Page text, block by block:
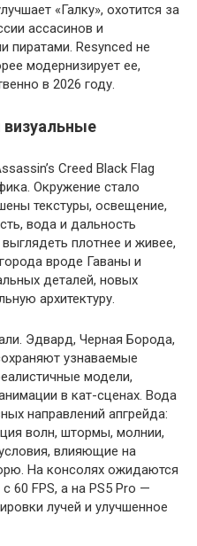
«Галку», охотится за
ассасинов и
пиратами. Resynced не
модернизирует ее,
в 2026 году.
визуальные
Creed Black Flag
Окружение стало
текстуры, освещение,
вода и дальность
плотнее и живее,
вроде Гаваны и
деталей, новых
архитектуру.
Эдвард, Черная Борода,
узнаваемые
модели,
в кат-сценах. Вода
направлений апгрейда:
волн, штормы, молнии,
влияющие на
На консолях ожидаются
60 FPS, а на PS5 Pro —
лучей и улучшенное